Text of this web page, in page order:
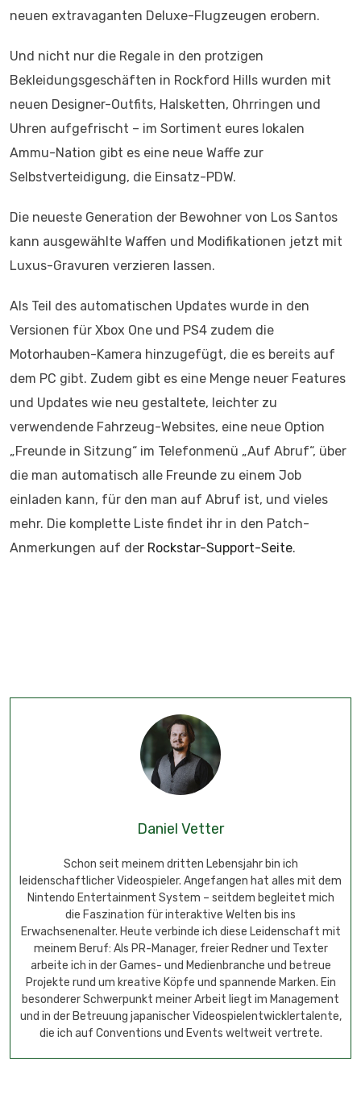
neuen extravaganten Deluxe-Flugzeugen erobern.
Und nicht nur die Regale in den protzigen
Bekleidungsgeschäften in Rockford Hills wurden mit
neuen Designer-Outfits, Halsketten, Ohrringen und
Uhren aufgefrischt – im Sortiment eures lokalen
Ammu-Nation gibt es eine neue Waffe zur
Selbstverteidigung, die Einsatz-PDW.
Die neueste Generation der Bewohner von Los Santos
kann ausgewählte Waffen und Modifikationen jetzt mit
Luxus-Gravuren verzieren lassen.
Als Teil des automatischen Updates wurde in den
Versionen für Xbox One und PS4 zudem die
Motorhauben-Kamera hinzugefügt, die es bereits auf
dem PC gibt. Zudem gibt es eine Menge neuer Features
und Updates wie neu gestaltete, leichter zu
verwendende Fahrzeug-Websites, eine neue Option
„Freunde in Sitzung“ im Telefonmenü „Auf Abruf“, über
die man automatisch alle Freunde zu einem Job
einladen kann, für den man auf Abruf ist, und vieles
mehr. Die komplette Liste findet ihr in den Patch-
Anmerkungen auf der Rockstar-Support-Seite.
Daniel Vetter
Schon seit meinem dritten Lebensjahr bin ich
leidenschaftlicher Videospieler. Angefangen hat alles mit dem
Nintendo Entertainment System – seitdem begleitet mich
die Faszination für interaktive Welten bis ins
Erwachsenenalter. Heute verbinde ich diese Leidenschaft mit
meinem Beruf: Als PR-Manager, freier Redner und Texter
arbeite ich in der Games- und Medienbranche und betreue
Projekte rund um kreative Köpfe und spannende Marken. Ein
besonderer Schwerpunkt meiner Arbeit liegt im Management
und in der Betreuung japanischer Videospielentwicklertalente,
die ich auf Conventions und Events weltweit vertrete.